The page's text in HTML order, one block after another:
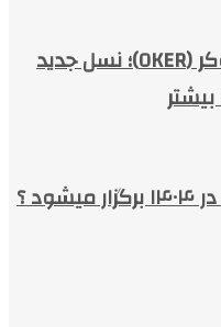
معرفی کرکره فولادی اوکر (OKER)؛ نسل جدید
؟